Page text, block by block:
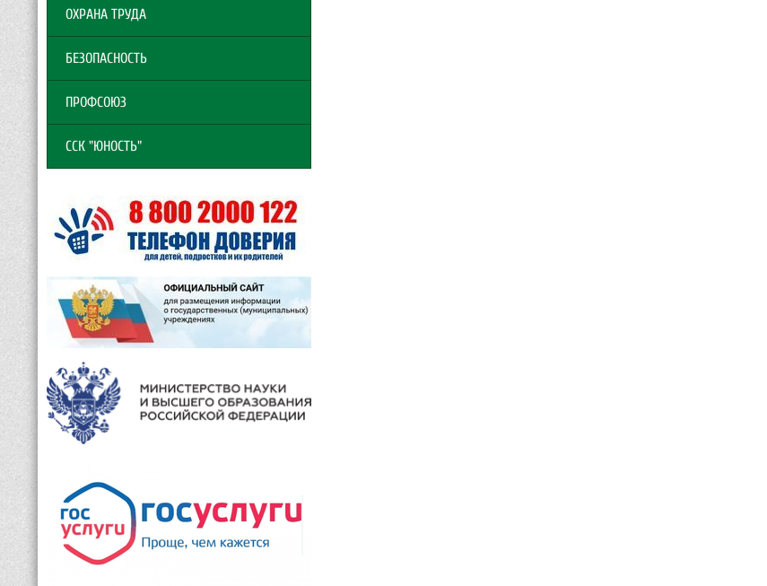
ОХРАНА ТРУДА
БЕЗОПАСНОСТЬ
ПРОФСОЮЗ
ССК "ЮНОСТЬ"